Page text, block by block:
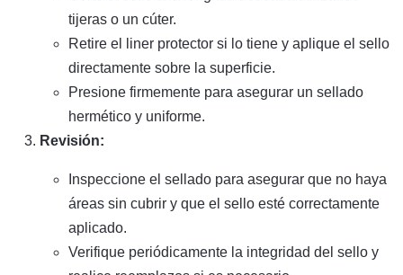
tijeras o un cúter.
Retire el liner protector si lo tiene y aplique el sello
directamente sobre la superficie.
Presione firmemente para asegurar un sellado
hermético y uniforme.
Revisión:
Inspeccione el sellado para asegurar que no haya
áreas sin cubrir y que el sello esté correctamente
aplicado.
Verifique periódicamente la integridad del sello y